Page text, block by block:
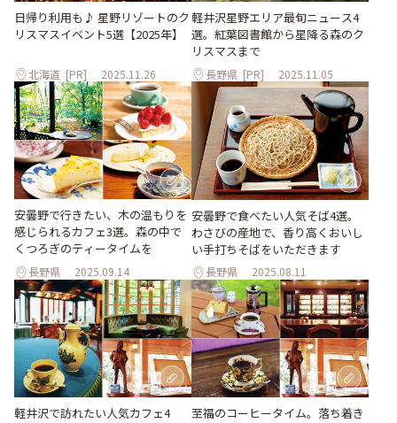
日帰り利用も♪ 星野リゾートのク
リスマスイベント5選【2025年】
北海道 [PR] 2025.11.26
軽井沢星野エリア最旬ニュース4
選。紅葉図書館から星降る森のク
リスマスまで
長野県 [PR] 2025.11.05
安曇野で行きたい、木の温もりを
感じられるカフェ3選。森の中で
くつろぎのティータイムを
長野県 2025.09.14
安曇野で食べたい人気そば4選。
わさびの産地で、香り高くおいし
い手打ちそばをいただきます
長野県 2025.08.11
軽井沢で訪れたい人気カフェ4
至福のコーヒータイム。落ち着き